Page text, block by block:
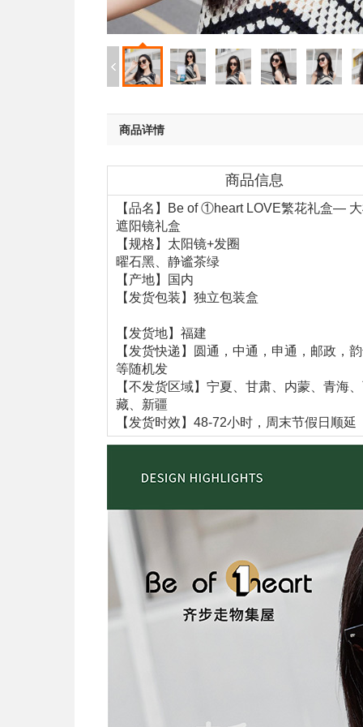
商品详情
商品信息
【品名】Be of ①heart LOVE繁花礼盒—
遮阳镜礼盒
【规格】太阳镜+发圈
曜石黑、静谧茶绿
【产地】国内
【发货包装】独立包装盒
【发货地】福建
【发货快递】圆通，中通，申通，邮政，
等随机发
【不发货区域】宁夏、甘肃、内蒙、青海
藏、新疆
【发货时效】48-72小时，周末节假日顺延